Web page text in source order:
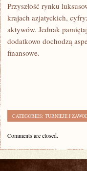
Przyszłość rynku
krajach azjatyckich,
aktywów. Jednak
dodatkowo dochodzą
finansowe.
CATEGORIES: TURNIEJE I
Comments are closed.